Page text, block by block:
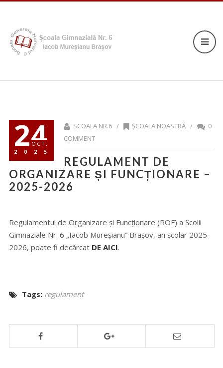
24
OCT.
2025
SCOALA NR.6 / ȘCOALA NOASTRĂ/
0
COMMENT
REGULAMENT DE
ORGANIZARE ȘI FUNCȚIONARE –
2025-2026
Regulamentul de Organizare și Funcționare (ROF) a Școlii
Gimnaziale Nr. 6 „Iacob Mureșianu” Brașov, an școlar 2025-
2026, poate fi decărcat DE AICI.
Tags: regulament